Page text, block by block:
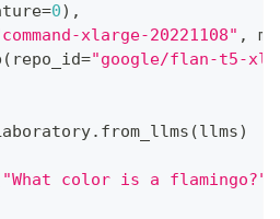
=0) ,
xlarge-20221108" ,
( repo_id="google/flan-t5-xl"
. from_llms (llms)
"What color is a flamingo?"